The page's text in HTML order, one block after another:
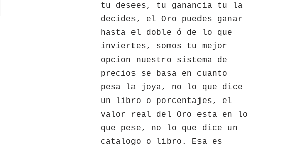
tu desees, tu ganancia tu la
decides, el Oro puedes ganar
hasta el doble ó de lo que
inviertes, somos tu mejor
opcion nuestro sistema de
precios se basa en cuanto
pesa la joya, no lo que dice
un libro o porcentajes, el
valor real del Oro esta en lo
que pese, no lo que dice un
catalogo o libro. Esa es